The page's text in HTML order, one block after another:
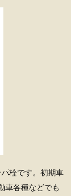
栓です。初期車
車各種などでも